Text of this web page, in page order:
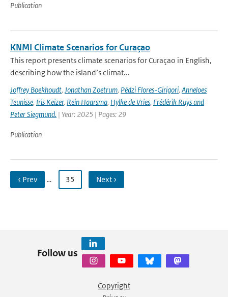
Publication
KNMI Climate Scenarios for Curaçao
This report presents climate scenarios for Curaçao in English,
describing how the island’s climat...
Joffrey Boekhoudt, Jonathan Zoetrum, Pédzi Flores-Girigori, Anneloes
Teunisse, Iris Keizer, Rein Haarsma, Hylke de Vries, Frédérik Ruys and
Peter Siegmund. | Year: 2025 | Pages: 29
Publication
‹ Prev … 35 Next ›
Follow us
Copyright